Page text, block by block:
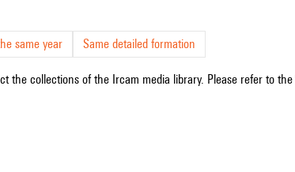
same year Same detailed formation
the collections of the Ircam media library. Please refer to